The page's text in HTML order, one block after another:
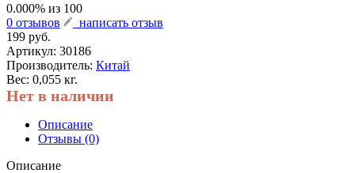
0.000% из 100
0 отзывов
написать отзыв
199 руб.
Артикул: 30186
Производитель: Китай
Вес: 0,055 кг.
Нет в наличии
Описание
Отзывы (0)
Описание